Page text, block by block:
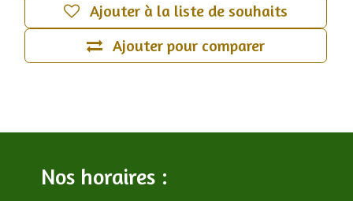
Ajouter pour comparer
Ajouter à la liste de souhaits
Nos horaires :